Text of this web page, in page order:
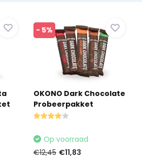
- 5%
OKONO Dark Chocolate
Probeerpakket
Op voorraad
€12,45 €11,83